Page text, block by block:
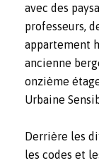
avec des
professeurs,
appartement
ancienne
onzième
Urbaine
Derrière les
les codes et